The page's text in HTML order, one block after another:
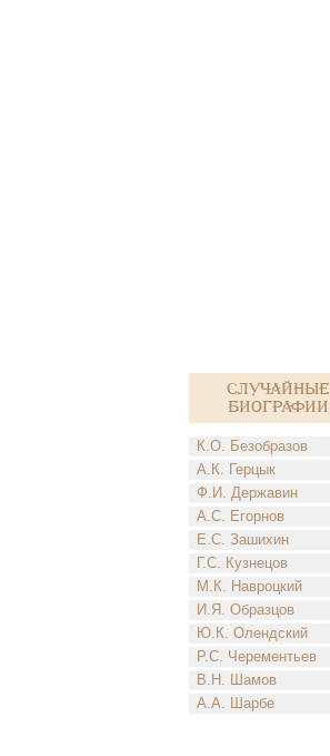
Случайные
биографии
К.О. Безобразов
А.К. Герцык
Ф.И. Державин
А.С. Егорнов
Е.С. Зашихин
Г.С. Кузнецов
М.К. Навроцкий
И.Я. Образцов
Ю.К. Олендский
Р.С. Черементьев
В.Н. Шамов
А.А. Шарбе